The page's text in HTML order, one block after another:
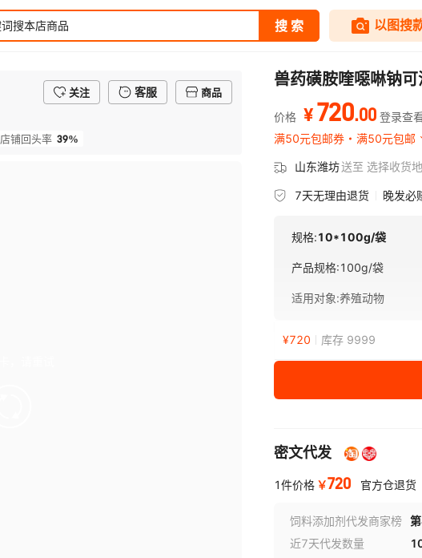
关注 客服
商品
店铺回头率 39%
兽药磺胺喹噁啉钠
价格 ¥720.00 登录查
满50元包邮券
满50元包邮
山东潍坊送至 选择收货
7天无理由退货 晚发必
规格:10*100g/袋
产品规格:100g/袋
适用对象:养殖动物
¥720 库存 9999
密文代发
1件价格 ￥720 官方仓退货
饲料添加剂代发商家榜
近7天代发数量